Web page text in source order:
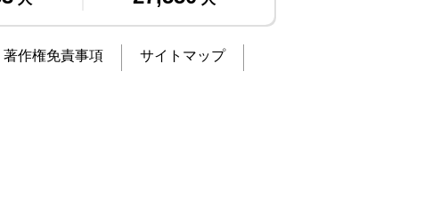
著作権免責事項
サイトマップ